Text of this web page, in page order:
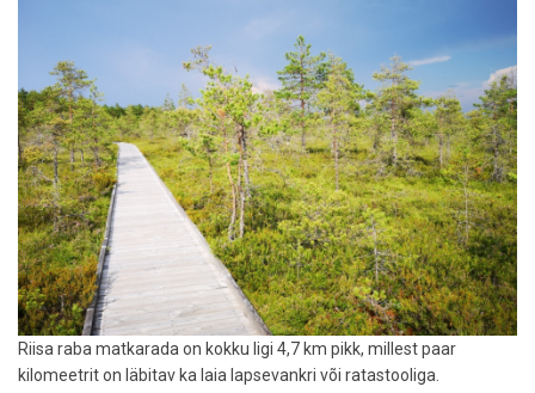
Riisa raba matkarada on kokku ligi 4,7 km pikk, millest paar
kilomeetrit on läbitav ka laia lapsevankri või ratastooliga.